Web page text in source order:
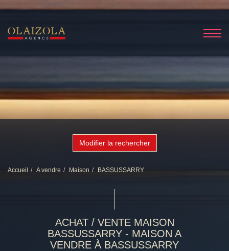
Modifier la rechercher
Accueil A vendre Maison BASSUSSARRY
ACHAT / VENTE MAISON
BASSUSSARRY - MAISON A
VENDRE À BASSUSSARRY